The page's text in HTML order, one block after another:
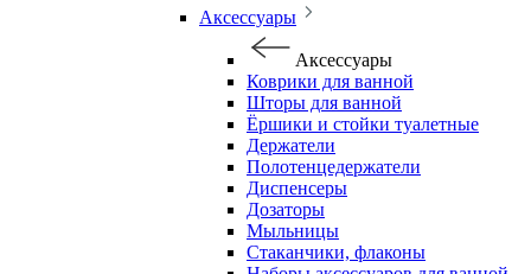
Аксессуары
Аксессуары
Коврики для ванной
Шторы для ванной
Ёршики и стойки туалетные
Держатели
Полотенцедержатели
Диспенсеры
Дозаторы
Мыльницы
Стаканчики, флаконы